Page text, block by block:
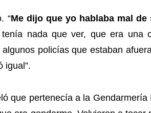
“Me dijo que yo hablaba mal
nada que ver, que era una
policías que estaban
igual”.
que pertenecía a la Gendarmería